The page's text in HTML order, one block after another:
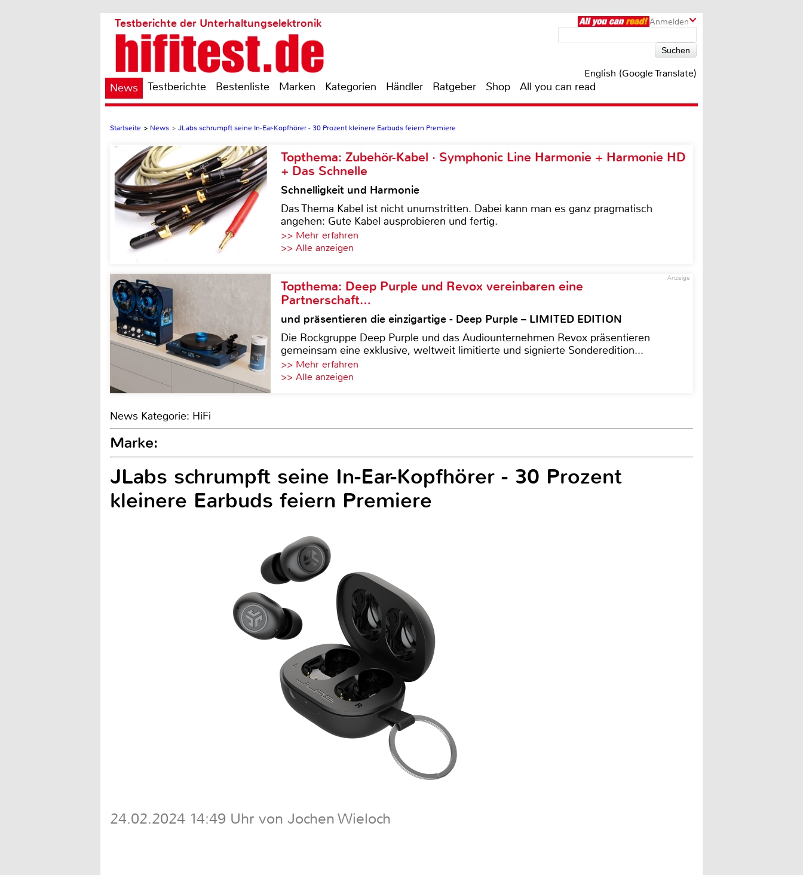
Anmelden
Testberichte der Unterhaltungselektronik
English (Google Translate)
News Testberichte Bestenliste Marken Kategorien Händler Ratgeber Shop All you can read
Startseite > News > JLabs schrumpft seine In-Ear-Kopfhörer - 30 Prozent kleinere Earbuds feiern Premiere
Topthema: Zubehör-Kabel · Symphonic Line Harmonie + Harmonie HD
+ Das Schnelle
Schnelligkeit und Harmonie
Das Thema Kabel ist nicht unumstritten. Dabei kann man es ganz pragmatisch
angehen: Gute Kabel ausprobieren und fertig.
>> Mehr erfahren
>> Alle anzeigen
Anzeige
Topthema: Deep Purple und Revox vereinbaren eine
Partnerschaft…
und präsentieren die einzigartige - Deep Purple – LIMITED EDITION
Die Rockgruppe Deep Purple und das Audiounternehmen Revox präsentieren
gemeinsam eine exklusive, weltweit limitierte und signierte Sonderedition...
>> Mehr erfahren
>> Alle anzeigen
News Kategorie: HiFi
Marke:
JLabs schrumpft seine In-Ear-Kopfhörer - 30 Prozent
kleinere Earbuds feiern Premiere
24.02.2024 14:49 Uhr von Jochen Wieloch